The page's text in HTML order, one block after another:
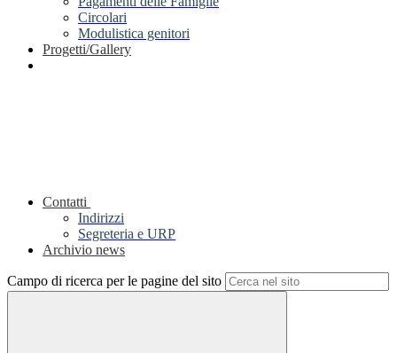
Circolari
Modulistica genitori
Progetti/Gallery
Contatti
Indirizzi
Segreteria e URP
Archivio news
Campo di ricerca per le pagine del sito